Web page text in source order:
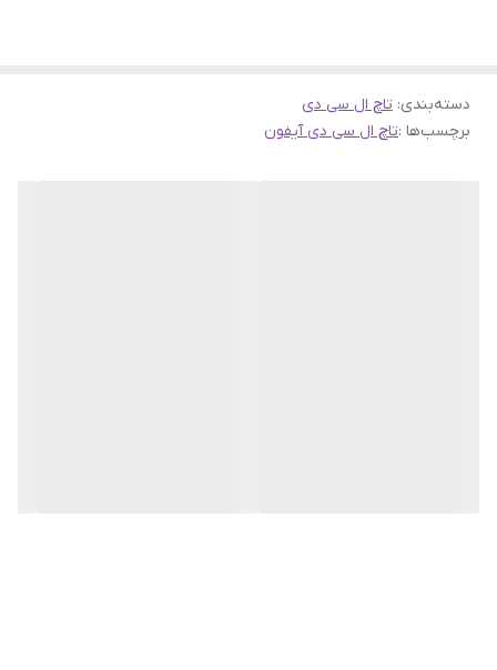
دسته‌بندی: تاچ ال سی دی
برچسب‌ها :تاچ ال سی دی آیفون